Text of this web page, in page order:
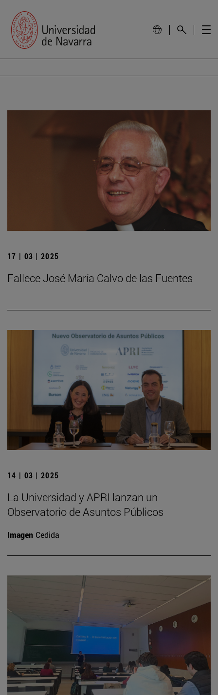
17 | 03 | 2025
Fallece José María Calvo de las Fuentes
14 | 03 | 2025
La Universidad y APRI lanzan un
Observatorio de Asuntos Públicos
Imagen Cedida